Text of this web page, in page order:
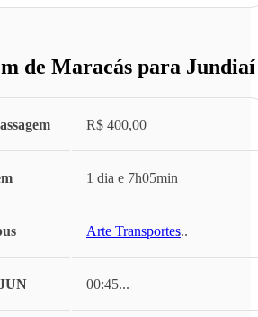
de Maracás para Jundiaí
R$ 400,00
1 dia e 7h05min
Arte Transportes...
00:45...